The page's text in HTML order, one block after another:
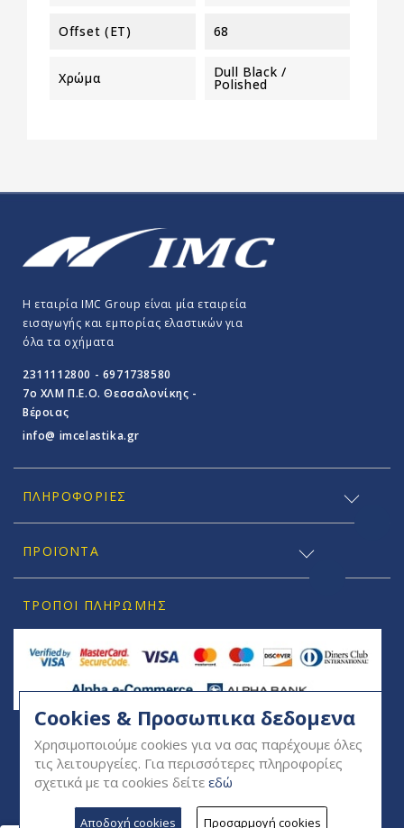
Offset (ET) 68
Χρώμα Dull Black /
Polished
Η εταιρία IMC Group είναι μία εταιρεία
εισαγωγής και εμπορίας ελαστικών για
όλα τα οχήματα
2311112800 - 6971738580
7o ΧΛΜ Π.E.O. Θεσσαλονίκης -
Βέροιας
info@ imcelastika.gr
ΠΛΗΡΟΦΟΡΊΕΣ
ΠΡΟΪΟΝΤΑ
ΤΡΌΠΟΙ ΠΛΗΡΩΜΉΣ
SOCIAL
Cookies & Προσωπικα δεδομενα
Χρησιμοποιούμε cookies για να σας παρέχουμε όλες
τις λειτουργείες. Για περισσότερες πληροφορίες
σχετικά με τα cookies δείτε εδώ
Αποδοχή cookies Προσαρμογή cookies